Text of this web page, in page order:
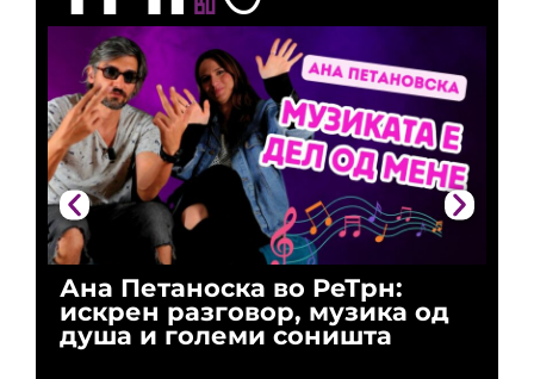
Ана Петаноска во РеТрн:
искрен разговор, музика од
душа и големи соништа